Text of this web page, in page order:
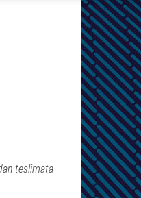
teslimata